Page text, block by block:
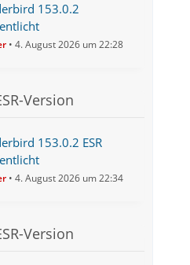
153.0.2
4. August 2026 um 22:28
Version
153.0.2 ESR
4. August 2026 um 22:34
Version